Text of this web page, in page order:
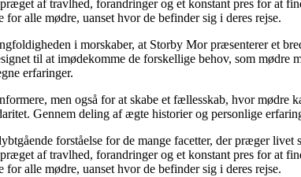
af travlhed, forandringer og et konstant pres for at
alle mødre, uanset hvor de befinder sig i deres rejse.
i morskaber, at Storby Mor præsenterer et
til at imødekomme de forskellige behov, som
erfaringer.
men også for at skabe et fællesskab, hvor
Gennem deling af ægte historier og personlige
forståelse for de mange facetter, der præger
af travlhed, forandringer og et konstant pres for at
alle mødre, uanset hvor de befinder sig i deres rejse.